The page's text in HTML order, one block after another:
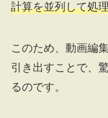
計算を並列して処
このため、動画編
引き出すことで、
るのです。